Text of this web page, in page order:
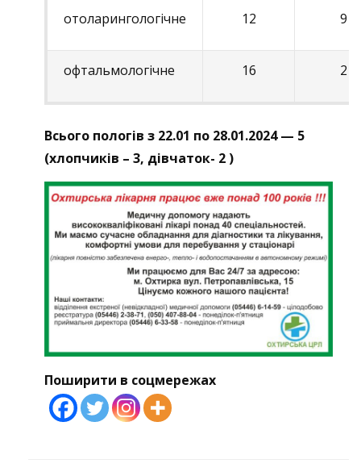
отоларингологічне 12 9
офтальмологічне 16 2
Всього пологів з 22.01 по 28.01.2024 — 5
(хлопчиків – 3, дівчаток- 2 )
Поширити в соцмережах